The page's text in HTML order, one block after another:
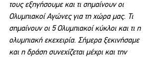
τους εξηγήσουμε και τι σημαίνουν οι
Ολυμπιακοί Αγώνες για τη χώρα μας. Τι
σημαίνουν οι 5 Ολυμπιακοί κύκλοι και τι η
ολυμπιακή εκεχειρία. Σήμερα ξεκινήσαμε
και η δράση συνεχίζεται μέχρι και την